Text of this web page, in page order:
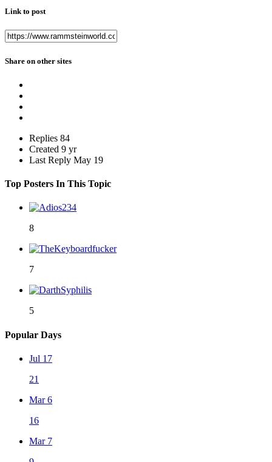
Link to post
Share on other sites
Replies 84
Created 9 yr
Last Reply May 19
Top Posters In This Topic
8
7
5
Popular Days
Jul 17
21
Mar 6
16
Mar 7